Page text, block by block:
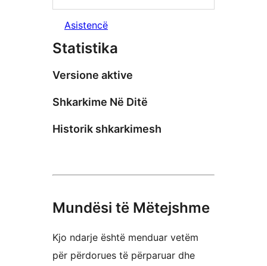
Asistencë
Statistika
Versione aktive
Shkarkime Në Ditë
Historik shkarkimesh
Mundësi të Mëtejshme
Kjo ndarje është menduar vetëm
për përdorues të përparuar dhe